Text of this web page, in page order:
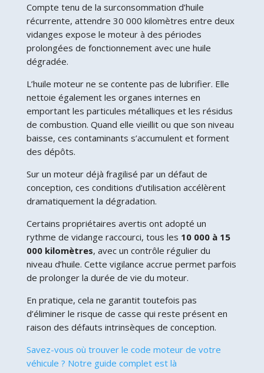
Compte tenu de la surconsommation d’huile
récurrente, attendre 30 000 kilomètres entre deux
vidanges expose le moteur à des périodes
prolongées de fonctionnement avec une huile
dégradée.
L’huile moteur ne se contente pas de lubrifier. Elle
nettoie également les organes internes en
emportant les particules métalliques et les résidus
de combustion. Quand elle vieillit ou que son niveau
baisse, ces contaminants s’accumulent et forment
des dépôts.
Sur un moteur déjà fragilisé par un défaut de
conception, ces conditions d’utilisation accélèrent
dramatiquement la dégradation.
Certains propriétaires avertis ont adopté un
rythme de vidange raccourci, tous les 10 000 à 15
000 kilomètres, avec un contrôle régulier du
niveau d’huile. Cette vigilance accrue permet parfois
de prolonger la durée de vie du moteur.
En pratique, cela ne garantit toutefois pas
d’éliminer le risque de casse qui reste présent en
raison des défauts intrinsèques de conception.
Savez-vous où trouver le code moteur de votre
véhicule ? Notre guide complet est là